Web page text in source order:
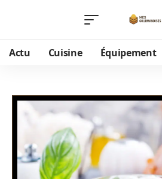
Actu Cuisine Équipement